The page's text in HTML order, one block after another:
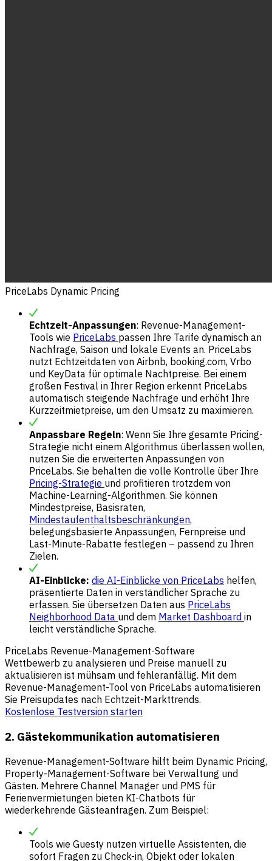
PriceLabs Dynamic Pricing
Echtzeit-Anpassungen: Revenue-Management-
Tools wie PriceLabs passen Ihre Tarife dynamisch an
Nachfrage, Saison und lokale Events an. PriceLabs
nutzt Echtzeitdaten von Airbnb, booking.com, Vrbo
und KeyData für optimale Nachtpreise. Bei einem
großen Festival in Ihrer Region erkennt PriceLabs
automatisch steigende Nachfrage und erhöht Ihre
Kurzzeitmietpreise, um den Umsatz zu maximieren.
Anpassbare Regeln: Wenn Sie Ihre gesamte Pricing-
Strategie nicht einem Algorithmus überlassen wollen,
nutzen Sie die erweiterten Anpassungen von
PriceLabs. Sie behalten die volle Kontrolle über Ihre
Pricing-Strategie und profitieren trotzdem von
Machine-Learning-Algorithmen. Sie können
Mindestpreise, Basisraten,
Mindestaufenthaltsbeschränkungen,
belegungsbasierte Anpassungen, Fernpreise und
Last-Minute-Rabatte festlegen – passend zu Ihren
Zielen.
AI-Einblicke: die AI-Einblicke von PriceLabs helfen,
präsentierte Daten in verständlicher Sprache zu
erfassen. Sie übersetzen Daten aus PriceLabs
Neighborhood Data und dem Market Dashboard in
leicht verständliche Sprache.
PriceLabs Revenue-Management-Software
Wettbewerb zu analysieren und Preise manuell zu
aktualisieren ist mühsam und fehleranfällig. Mit dem
Revenue-Management-Tool von PriceLabs automatisieren
Sie Preisupdates nach Echtzeit-Markttrends.
Kostenlose Testversion starten
2. Gästekommunikation automatisieren
Revenue-Management-Software hilft beim Dynamic Pricing,
Property-Management-Software bei Verwaltung und
Gästen. Mehrere Channel Manager und PMS für
Ferienvermietungen bieten KI-Chatbots für
wiederkehrende Gästeanfragen. Zum Beispiel:
Tools wie Guesty nutzen virtuelle Assistenten, die
sofort Fragen zu Check-in, Objekt oder lokalen